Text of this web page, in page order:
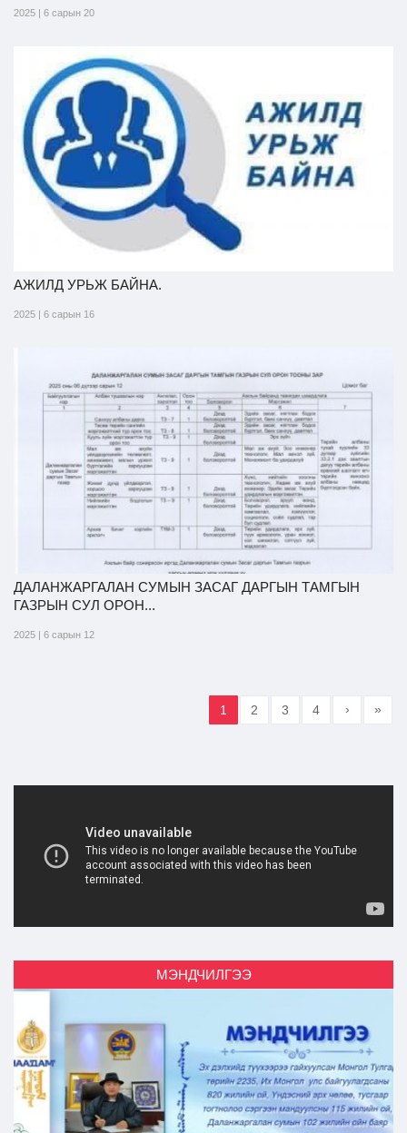
2025 | 6 сарын 20
АЖИЛД УРЬЖ БАЙНА.
2025 | 6 сарын 16
ДАЛАНЖАРГАЛАН СУМЫН ЗАСАГ ДАРГЫН ТАМГЫН
ГАЗРЫН СУЛ ОРОН...
2025 | 6 сарын 12
1 2 3 4 › »
МЭНДЧИЛГЭЭ